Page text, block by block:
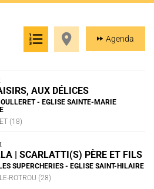
Agenda
AUX DÉLICES
- EGLISE SAINTE-MARIE
(18)
| SCARLATTI(S) PÈRE ET FILS
SUPERCHERIES - EGLISE SAINT-HILAIRE
ROTROU (28)